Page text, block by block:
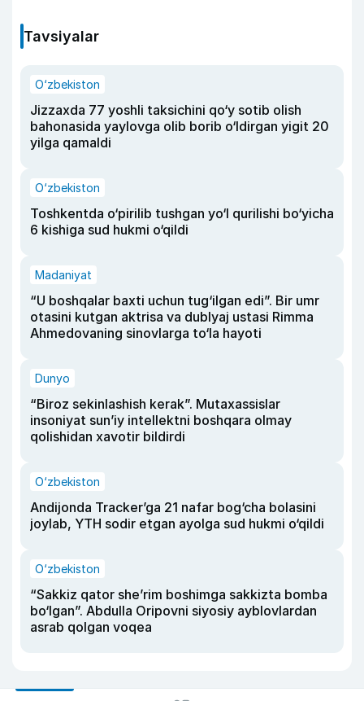
Tavsiyalar
O‘zbekiston
Jizzaxda 77 yoshli taksichini qo‘y sotib olish
bahonasida yaylovga olib borib o‘ldirgan yigit 20
yilga qamaldi
O‘zbekiston
Toshkentda o‘pirilib tushgan yo‘l qurilishi bo‘yicha
6 kishiga sud hukmi o‘qildi
Madaniyat
“U boshqalar baxti uchun tug‘ilgan edi”. Bir umr
otasini kutgan aktrisa va dublyaj ustasi Rimma
Ahmedovaning sinovlarga to‘la hayoti
Dunyo
“Biroz sekinlashish kerak”. Mutaxassislar
insoniyat sun’iy intellektni boshqara olmay
qolishidan xavotir bildirdi
O‘zbekiston
Andijonda Tracker’ga 21 nafar bog‘cha bolasini
joylab, YTH sodir etgan ayolga sud hukmi o‘qildi
O‘zbekiston
“Sakkiz qator she’rim boshimga sakkizta bomba
bo‘lgan”. Abdulla Oripovni siyosiy ayblovlardan
asrab qolgan voqea